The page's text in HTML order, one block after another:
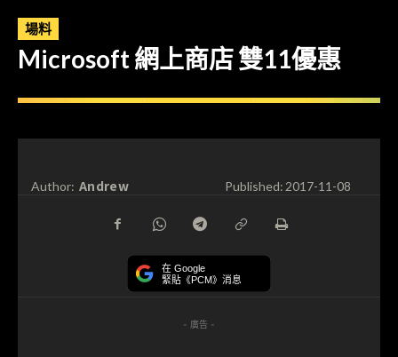
場料
Microsoft 網上商店 雙11優惠
Author: Andrew Published:2017-11-08
在 Google
緊貼《PCM》消息
- 廣告 -